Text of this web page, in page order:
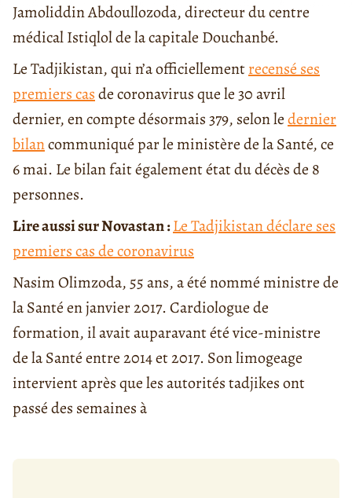
Jamoliddin Abdoullozoda, directeur du centre
médical Istiqlol de la capitale Douchanbé.
Le Tadjikistan, qui n’a officiellementrecensé ses
premiers casde coronavirus que le 30 avril
dernier, en compte désormais 379, selon ledernier
bilancommuniqué par le ministère de la Santé, ce
6 mai. Le bilan fait également état du décès de 8
personnes.
Lire aussi sur Novastan :Le Tadjikistan déclare ses
premiers cas de coronavirus
Nasim Olimzoda, 55 ans, a été nommé ministre de
la Santé en janvier 2017. Cardiologue de
formation, il avait auparavant été vice-ministre
de la Santé entre 2014 et 2017. Son limogeage
intervient après que les autorités tadjikes ont
passé des semaines à